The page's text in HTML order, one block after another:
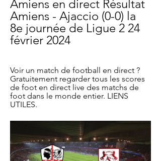
Amiens en direct Résultat
Amiens - Ajaccio (0-0) la
8e journée de Ligue 2 24
février 2024
Voir un match de football en direct ?
Gratuitement regarder tous les scores
de foot en direct live des matchs de
foot dans le monde entier. LIENS
UTILES.